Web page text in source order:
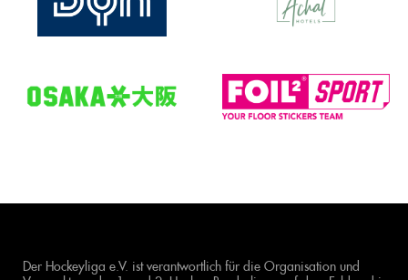
Der Hockeyliga e.V. ist verantwortlich für die Organisation und